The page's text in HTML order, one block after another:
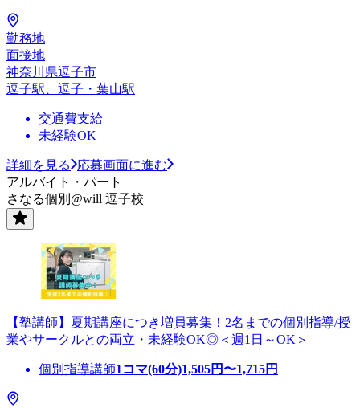
勤務地
面接地
神奈川県逗子市
逗子駅、逗子・葉山駅
交通費支給
未経験OK
詳細を見る
応募画面に進む
アルバイト・パート
さなる個別@will 逗子校
【塾講師】夏期講座につき増員募集！2名までの個別指導/授
業やサークルとの両立・未経験OK◎＜週1日～OK＞
個別指導講師1コマ(60分)1,505円〜1,715円